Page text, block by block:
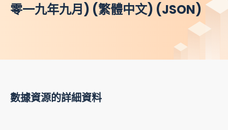
零一九年九月) (繁體中文) (JSON)
數據資源的詳細資料